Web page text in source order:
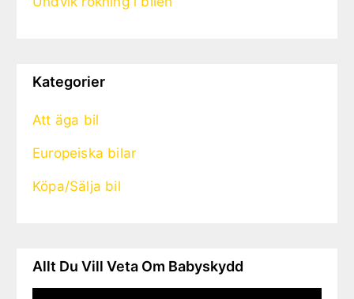
Kategorier
Att äga bil
Europeiska bilar
Köpa/Sälja bil
Allt Du Vill Veta Om Babyskydd